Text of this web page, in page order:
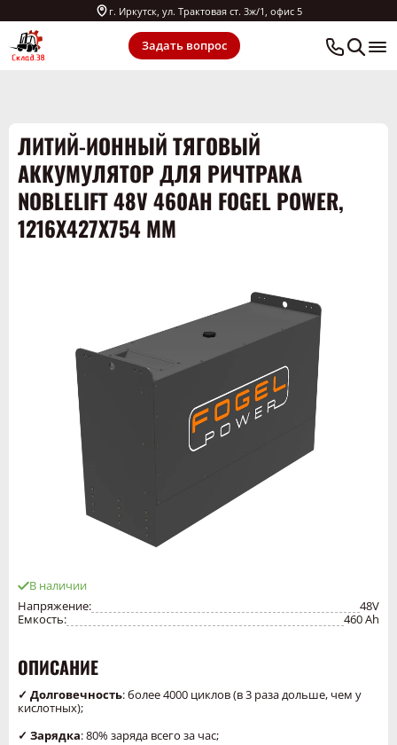
г. Иркутск, ул. Трактовая ст. 3ж/1, офис 5
Задать вопрос
ЛИТИЙ-ИОННЫЙ ТЯГОВЫЙ
АККУМУЛЯТОР ДЛЯ РИЧТРАКА
NOBLELIFT 48V 460AH FOGEL POWER,
1216X427X754 ММ
В наличии
Напряжение:
48V
Емкость:
460 Ah
ОПИСАНИЕ
✓ Долговечность: более 4000 циклов (в 3 раза дольше, чем у
кислотных);
✓ Зарядка: 80% заряда всего за час;